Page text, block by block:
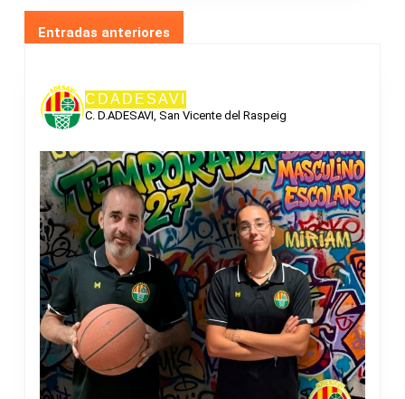
NAVEGACIÓN
ENTRADAS
Entradas anteriores
CDADESAVI
C. D.ADESAVI, San Vicente del Raspeig